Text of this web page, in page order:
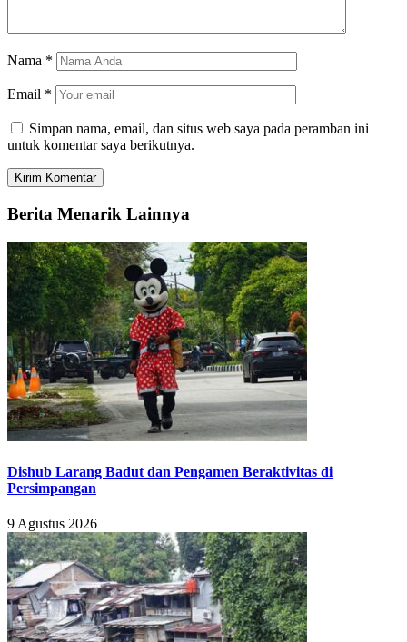
Nama *
Email *
Simpan nama, email, dan situs web saya pada peramban ini
untuk komentar saya berikutnya.
Berita Menarik Lainnya
Dishub Larang Badut dan Pengamen Beraktivitas di
Persimpangan
9 Agustus 2026